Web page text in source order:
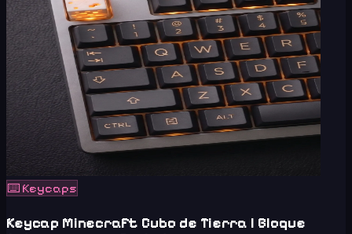
⌨️ Keycaps
Keycap Minecraft Cubo de Tierra | Bloque